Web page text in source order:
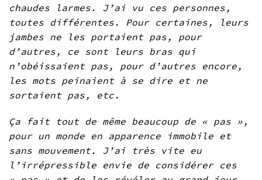
chaudes larmes. J’ai vu ces personnes,
toutes différentes. Pour certaines, leurs
jambes ne les portaient pas, pour
d’autres, ce sont leurs bras qui
n’obéissaient pas, pour d’autres encore,
les mots peinaient à se dire et ne
sortaient pas, etc.
Ça fait tout de même beaucoup de « pas »,
pour un monde en apparence immobile et
sans mouvement. J’ai très vite eu
l’irrépressible envie de considérer ces